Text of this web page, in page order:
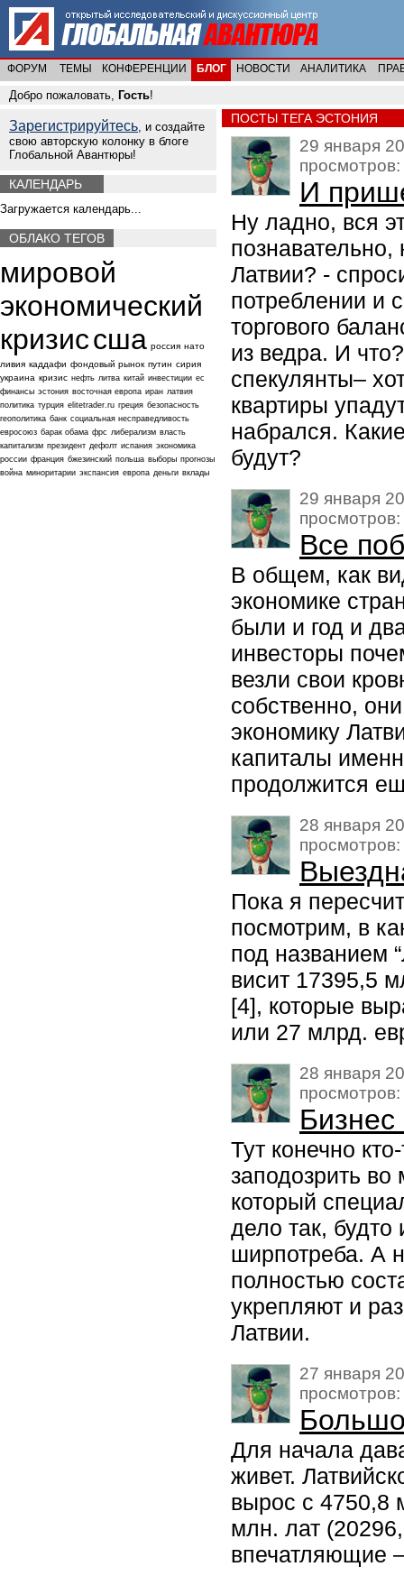
ФОРУМ ТЕМЫ КОНФЕРЕНЦИИ БЛОГ НОВОСТИ АНАЛИТИКА
Добро пожаловать, Гость!
ПОСТЫ ТЕГА ЭСТОНИЯ
29 января
И
Ну ладно, вся
Латвии? -
потреблении и
торгового
из ведра. И
спекулянты–
квартиры
набрался.
будут?
29 января
Все
В общем, как
экономике
были и год и
инвесторы
везли свои
собственно,
экономику
капиталы
продолжится
28 января
Пока я
посмотрим, в
под названием
висит 17395,5
[4], которые
или 27 млрд.
28 января
Тут конечно
заподозрить
который
дело так, будто
ширпотреба. А
полностью
укрепляют и
Латвии.
27 января
Для начала
живет.
вырос с 4750,8
млн. лат
впечатляющие
Зарегистрируйтесь, и создайте
свою авторскую колонку в блоге
Глобальной Авантюры!
КАЛЕНДАРЬ
Загружается календарь...
ОБЛАКО ТЕГОВ
мировой
экономический
кризиссша россия нато
ливия каддафи фондовый рынок путин сирия
украина кризис нефть литва китай инвестиции ес
финансы эстония восточная европа иран латвия
политика турция elitetrader.ru греция безопасность
геополитика банк социальная несправедливость
евросоюз барак обама фрс либерализм власть
капитализм президент дефолт испания экономика
россии франция бжезинский польша выборы прогнозы
война миноритарии экспансия европа деньги вклады